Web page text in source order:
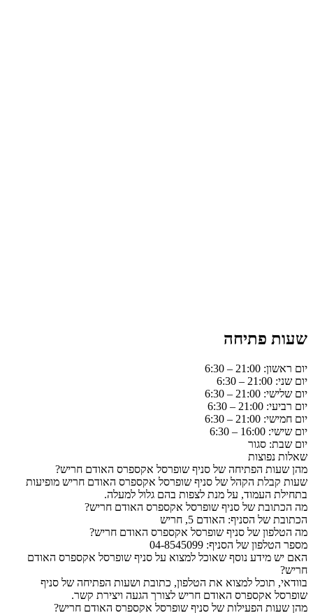
שעות פתיחה
יום ראשון: 21:00 – 6:30
יום שני: 21:00 – 6:30
יום שלישי: 21:00 – 6:30
יום רביעי: 21:00 – 6:30
יום חמישי: 21:00 – 6:30
יום שישי: 16:00 – 6:30
יום שבת: סגור
שאלות נפוצות
מהן שעות הפתיחה של סניף שופרסל אקספרס האודם חריש?
שעות קבלת הקהל של סניף שופרסל אקספרס האודם חריש מופיעות
בתחילת העמוד, על מנת לצפות בהם גלול למעלה.
מה הכתובת של סניף שופרסל אקספרס האודם חריש?
הכתובת של הסניף: האודם 5, חריש
מה הטלפון של סניף שופרסל אקספרס האודם חריש?
מספר הטלפון של הסניף: 04-8545099
האם יש מידע נוסף שאוכל למצוא על סניף שופרסל אקספרס האודם
חריש?
בוודאי, תוכל למצוא את הטלפון, כתובת ושעות הפתיחה של סניף
שופרסל אקספרס האודם חריש לצורך הגעה ויצירת קשר.
מהן שעות הפעילות של סניף שופרסל אקספרס האודם חריש?